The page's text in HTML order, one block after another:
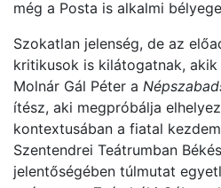
még a Posta is alkalmi
Szokatlan jelenség, de az
kritikusok is kilátogatnak,
Molnár Gál Péter a
ítész, aki megpróbálja
kontextusában a fiatal
Szentendrei Teátrumban
jelentőségében túlmutat